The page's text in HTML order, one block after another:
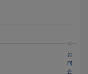
お
問
合